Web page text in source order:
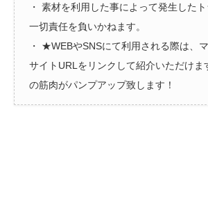
・ 素材を利用した事によって発生した
一切責任を負いかねます。
・ ★WEBやSNSにて利用される際は、
サイトURLをリンクして紹介いただけま
の筋肉がパンプアップ致します！